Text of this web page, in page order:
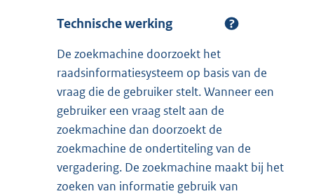
Technische werking
De zoekmachine doorzoekt het
raadsinformatiesysteem op basis van de
vraag die de gebruiker stelt. Wanneer een
gebruiker een vraag stelt aan de
zoekmachine dan doorzoekt de
zoekmachine de ondertiteling van de
vergadering. De zoekmachine maakt bij het
zoeken van informatie gebruik van